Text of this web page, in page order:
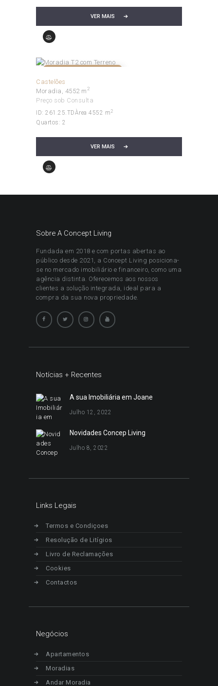
VER MAIS
Castelões
Moradia 4552 m2
Preço sob Consulta
ID: 261.25.TDÀrea 4552 m 2
Quartos: 2
VER MAIS
Sobre A Concept Living
Fundada em 2018 e com portas abertas ao
público desde 2021, a Concept Living posiciona-
se no mercado imobiliário e financeiro, como uma
agência distinta. Oferecemos aos nossos
clientes a solução integrada, ideal para a
compra da sua nova propriedade.
Notícias + Recentes
A sua Imobiliária em Joane
Julho 12, 2022
Novidades Concep Living
Julho 8, 2022
Links Legais
Termos e Condiçoes
Resolução de Litígios
Livro de Reclamações
Cookies
Contactos
Negócios
Apartamentos
Moradias
Andar Moradia